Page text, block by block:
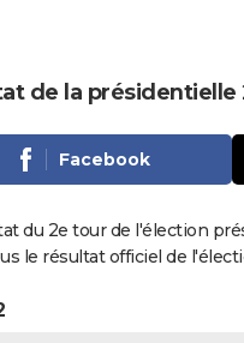
de la présidentielle
Facebook
du 2e tour de l'élection
le résultat officiel de